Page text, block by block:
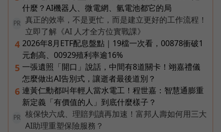
什麼？AI機器人、微電網、氫電池都它的局
PR
真正的效率，不是更忙，而是建立更好的工作流程！
立即了解《AI 人才全方位實戰課》
4 2026年8月ETF配息盤點｜19檔一次看，00878衝破1
元創高、00929殖利率逾16%
5 一張遺照「開口」說話，中間有8道關卡！翊嘉禮儀
怎麼做出AI告別式，讓逝者最後道別？
6 連黃仁勳都叫年輕人當水電工！程世嘉：智慧通膨重
新定義「有價值的人」到底什麼樣子？
PR
核保快六成、理賠判讀再加速！富邦人壽如何用三大
AI助理重塑保險服務？